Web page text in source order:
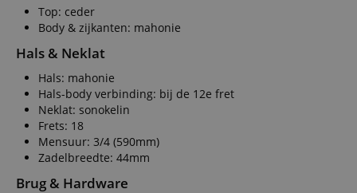
Top: ceder
Body & zijkanten: mahonie
Hals & Neklat
Hals: mahonie
Hals-body verbinding: bij de 12e fret
Neklat: sonokelin
Frets: 18
Mensuur: 3/4 (590mm)
Zadelbreedte: 44mm
Brug & Hardware